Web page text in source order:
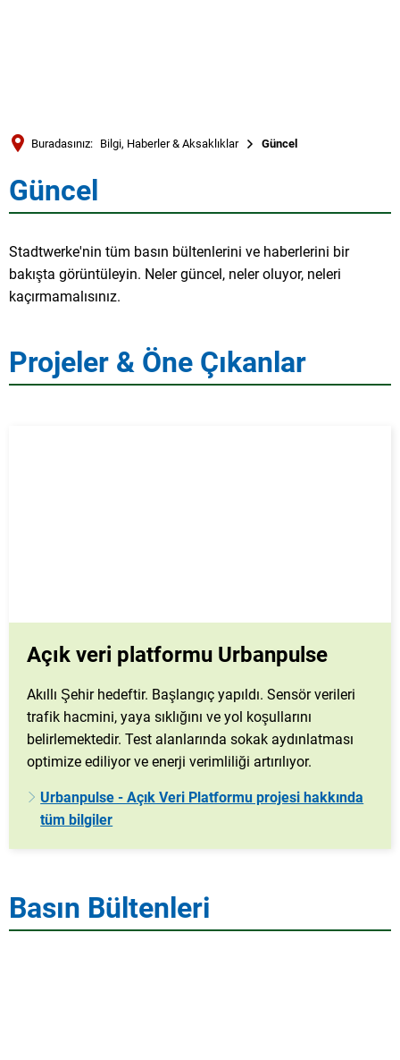
Deutsch MENÜ
Buradasınız: Bilgi, Haberler & Aksaklıklar Güncel
Güncel
Güncel
Stadtwerke'nin tüm basın bültenlerini ve haberlerini bir
bakışta görüntüleyin. Neler güncel, neler oluyor, neleri
kaçırmamalısınız.
Projeler & Öne Çıkanlar
Açık veri platformu Urbanpulse
Akıllı Şehir hedeftir. Başlangıç yapıldı. Sensör verileri
trafik hacmini, yaya sıklığını ve yol koşullarını
belirlemektedir. Test alanlarında sokak aydınlatması
optimize ediliyor ve enerji verimliliği artırılıyor.
Urbanpulse - Açık Veri Platformu projesi hakkında
tüm bilgiler
Basın Bültenleri